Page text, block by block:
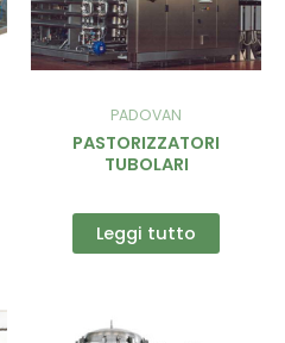
PADOVAN
PASTORIZZATORI
TUBOLARI
Leggi tutto